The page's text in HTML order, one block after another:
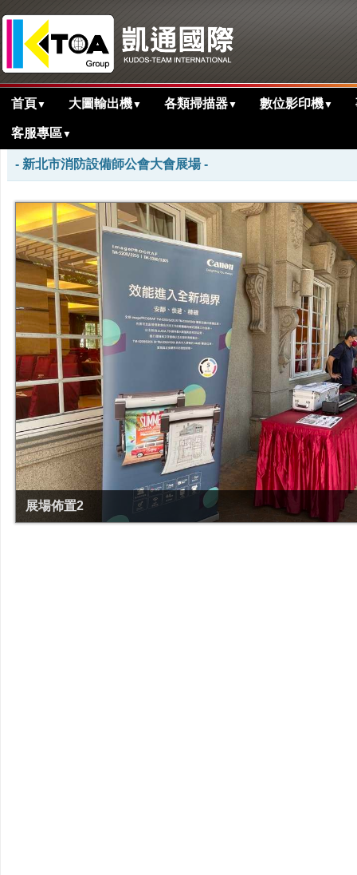
首頁▼ 大圖輸出機▼ 各類掃描器▼ 數位影印機▼
客服專區▼
首頁 > 活動花絮剪影
- 新北市消防設備師公會大會展場 -
展場佈置2
展場佈置2